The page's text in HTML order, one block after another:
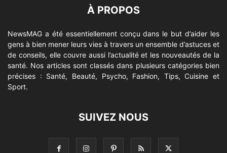
À PROPOS
NewsMAG a été essentiellement conçu dans le but d’aider les
gens à bien mener leurs vies à travers un ensemble d’astuces et
de conseils, elle couvre aussi l’actualité et les nouveautés de la
santé. Nos articles sont classés dans plusieurs catégories bien
précises : Santé, Beauté, Psycho, Fashion, Tips, Cuisine et
Sport.
SUIVEZ NOUS